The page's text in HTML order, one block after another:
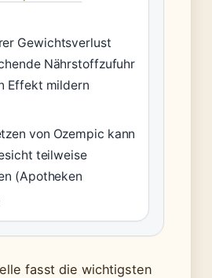
Gewichtsverlust
Nährstoffzufuhr
Effekt mildern
von Ozempic kann
teilweise
(Apotheken
fasst die wichtigsten